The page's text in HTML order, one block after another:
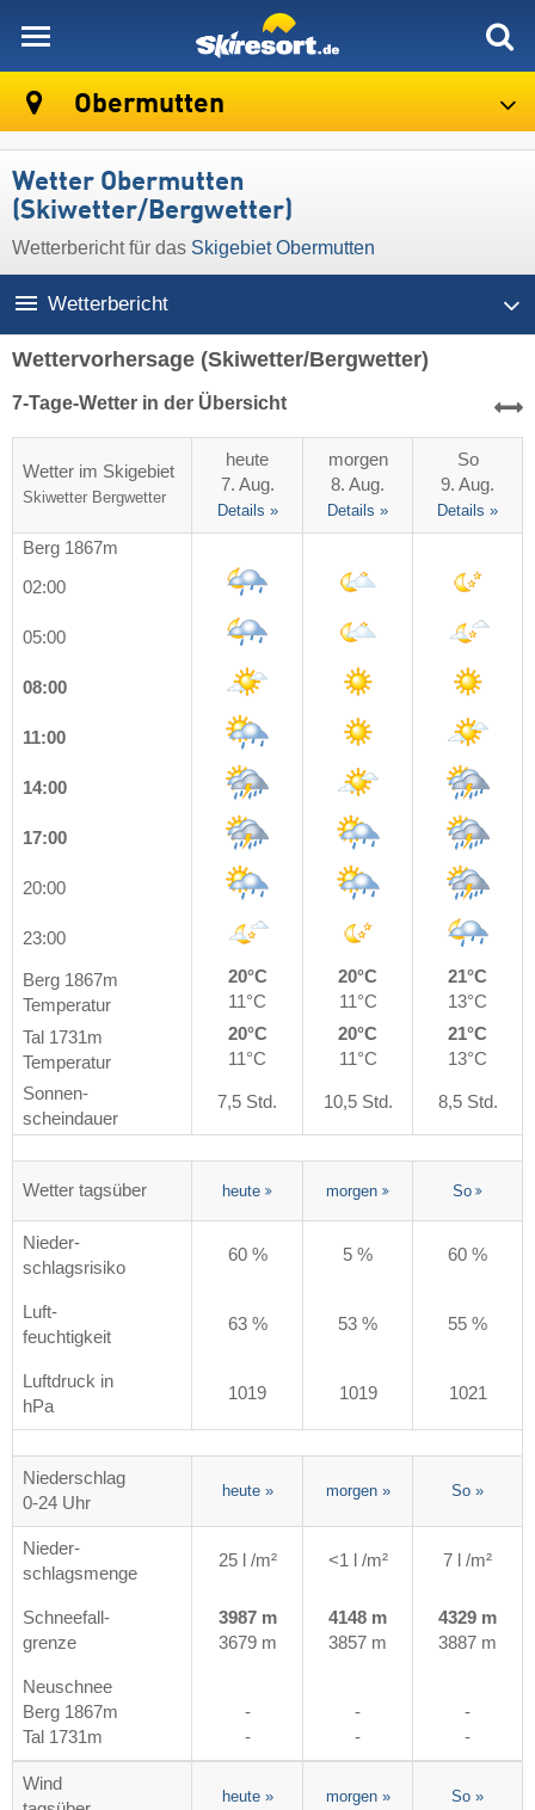
Obermutten
Wetter Obermutten
(Skiwetter/Bergwetter)
Wetterbericht für das Skigebiet Obermutten
Wetterbericht
Wettervorhersage (Skiwetter/Bergwetter)
7-Tage-Wetter in der Übersicht
Wetter im Skigebiet
Skiwetter Bergwetter
heute
7. Aug.
Details »
morgen
8. Aug.
Details »
So
9. Aug.
Details »
Berg 1867m
02:00
05:00
08:00
11:00
14:00
17:00
20:00
23:00
Berg 1867m
Temperatur
20°C
11°C
20°C
11°C
21°C
13°C
Tal 1731m
Temperatur
20°C
11°C
20°C
11°C
21°C
13°C
Sonnen-
scheindauer
7,5 Std. 10,5 Std. 8,5 Std.
Wetter tagsüber heute morgen So
Nieder-
schlagsrisiko
60 % 5 % 60 %
Luft-
feuchtigkeit
63 % 53 % 55 %
Luftdruck in
hPa
1019 1019 1021
Niederschlag
0-24 Uhr
heute » morgen » So »
Nieder-
schlagsmenge
25 l /m² <1 l /m² 7 l /m²
Schneefall-
grenze
3987 m
3679 m
4148 m
3857 m
4329 m
3887 m
Neuschnee
Berg 1867m
Tal 1731m
-
-
-
-
-
-
Wind
heute » morgen » So »